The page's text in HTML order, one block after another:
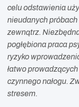
celu odstawienia
nieudanych
zewnątrz.
pogłębiona praca
ryzyko
łatwo
czynnego nałogu.
stresem.